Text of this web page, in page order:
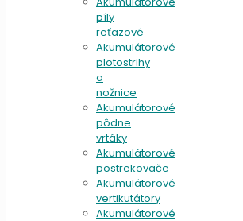
píly
reťazové
Akumulátorové
plotostrihy
a
nožnice
Akumulátorové
pôdne
vrtáky
Akumulátorové
postrekovače
Akumulátorové
vertikutátory
Akumulátorové